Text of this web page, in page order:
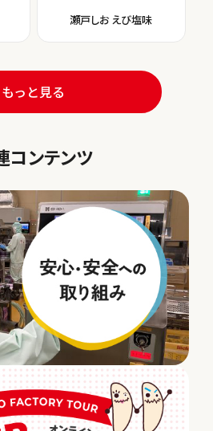
瀬戸しお えび塩味
もっと見る
コンテンツ